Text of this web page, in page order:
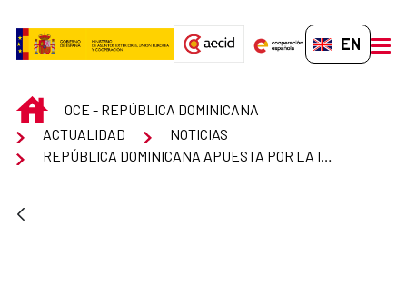
EN-GB
INICIOOCE - REPÚBLICA DOMINICANA
ACTUALIDAD
NOTICIAS